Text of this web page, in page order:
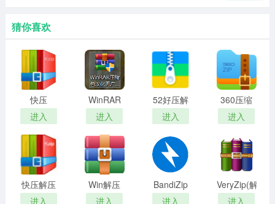
猜你喜欢
快压
进入
WinRAR
压缩包汉
化无广告
破解版
进入
52好压解
压缩软件
进入
360压缩
电脑版安
装包
进入
快压解压
缩软件
进入
Win解压
缩最新版
进入
BandiZip
进入
VeryZip(解
压缩压缩
进入